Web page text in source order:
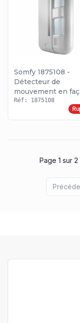
Somfy 1875108 -
Détecteur de
mouvement en
SOMFY
Réf: 1875108
Page 1 sur 2